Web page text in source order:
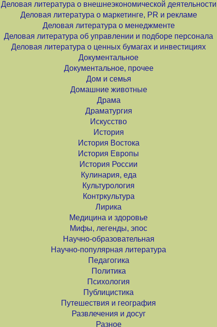
Деловая литература о внешнеэкономической деятельности
Деловая литература о маркетинге, PR и рекламе
Деловая литература о менеджменте
Деловая литература об управлении и подборе персонала
Деловая литература о ценных бумагах и инвестициях
Документальное
Документальное, прочее
Дом и семья
Домашние животные
Драма
Драматургия
Искусство
История
История Востока
История Европы
История России
Кулинария, еда
Культурология
Контркультура
Лирика
Медицина и здоровье
Мифы, легенды, эпос
Научно-образовательная
Научно-популярная литература
Педагогика
Политика
Психология
Публицистика
Путешествия и география
Развлечения и досуг
Разное